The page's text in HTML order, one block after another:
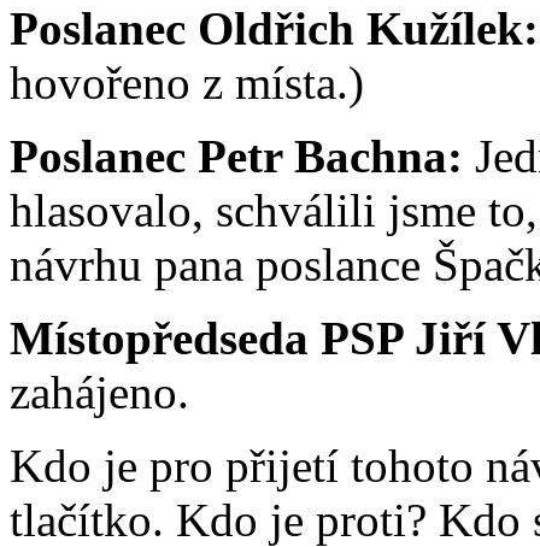
Poslanec Oldřich
hovořeno z místa.)
Poslanec Petr Bachna:
hlasovalo, schválili jsme
návrhu pana poslance
Místopředseda PSP Jiří
zahájeno.
Kdo je pro přijetí tohoto
tlačítko. Kdo je proti? Kdo